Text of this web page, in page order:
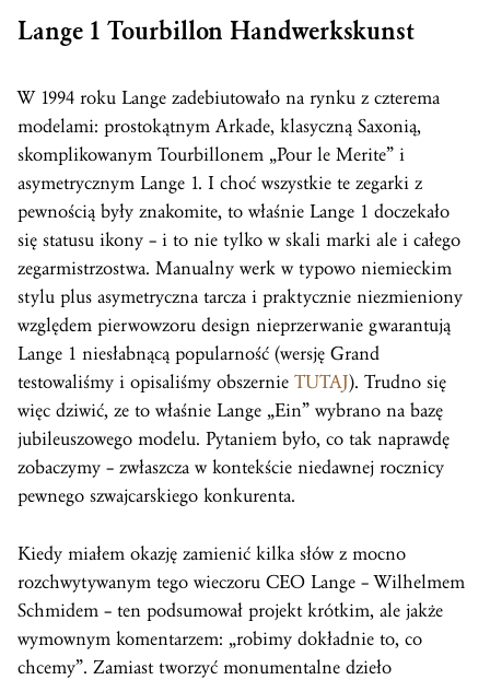
Lange 1Tourbillon Handwerkskunst
W 1994 roku Lange zadebiutowało na rynku z czterema
modelami: prostokątnym Arkade, klasyczną Saxonią,
skomplikowanym Tourbillonem „Pour le Merite” i
asymetrycznym Lange 1. I choć wszystkie te zegarki z
pewnością były znakomite, to właśnie Lange 1 doczekało
się statusu ikony – i to nie tylko w skali marki ale i całego
zegarmistrzostwa. Manualny werk w typowo niemieckim
stylu plus asymetryczna tarcza i praktycznie niezmieniony
względem pierwowzoru design nieprzerwanie gwarantują
Lange 1 niesłabnącą popularność (wersję Grand
testowaliśmy i opisaliśmy obszernie TUTAJ). Trudno się
więc dziwić, ze to właśnie Lange „Ein” wybrano na bazę
jubileuszowego modelu. Pytaniem było, co tak naprawdę
zobaczymy – zwłaszcza w kontekście niedawnej rocznicy
pewnego szwajcarskiego konkurenta.
Kiedy miałem okazję zamienić kilka słów z mocno
rozchwytywanym tego wieczoru CEO Lange – Wilhelmem
Schmidem – ten podsumował projekt krótkim, ale jakże
wymownym komentarzem: „robimy dokładnie to, co
chcemy”. Zamiast tworzyć monumentalne dzieło